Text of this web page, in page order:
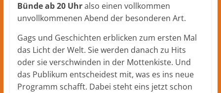
Bünde ab 20 Uhralso einen vollkommen
unvollkommenen Abend der besonderen Art.
Gags und Geschichten erblicken zum ersten Mal
das Licht der Welt. Sie werden danach zu Hits
oder sie verschwinden in der Mottenkiste. Und
das Publikum entscheidest mit, was es ins neue
Programm schafft. Dabei steht eins jetzt schon